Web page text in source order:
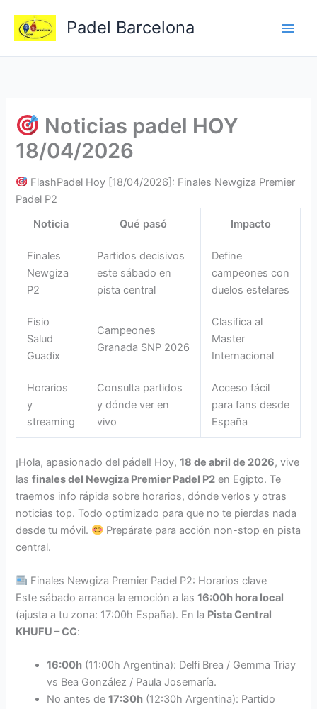
contenido
Padel Barcelona
Noticias padel HOY
18/04/2026
FlashPadel Hoy [18/04/2026]: Finales Newgiza Premier
Padel P2
Noticia
Qué pasó Impacto
Finales
Newgiza
P2
Partidos decisivos
este sábado en
pista central
Define
campeones con
duelos estelares
Fisio
Salud
Guadix
Campeones
Granada SNP 2026
Clasifica al
Master
Internacional
Horarios
y
streaming
Consulta partidos
y dónde ver en
vivo
Acceso fácil
para fans desde
España
¡Hola, apasionado del pádel! Hoy,18 de abril de 2026, vive
lasfinales del Newgiza Premier Padel P2 en Egipto. Te
traemos info rápida sobre horarios, dónde verlos y otras
noticias top. Todo optimizado para que no te pierdas nada
desde tu móvil.
Prepárate para acción non-stop en pista
central.
Finales Newgiza Premier Padel P2: Horarios clave
Este sábado arranca la emoción a las16:00h hora local
(ajusta a tu zona: 17:00h España). En la Pista Central
KHUFU – CC:
16:00h (11:00h Argentina): Delfi Brea / Gemma Triay
vs Bea González / Paula Josemaría.
No antes de17:30h (12:30h Argentina): Partido